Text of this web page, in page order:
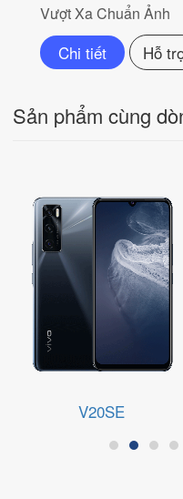
Vượt Xa Chuẩn Ảnh
Chi tiết Hỗ
Sản phẩm cùng
V20SE